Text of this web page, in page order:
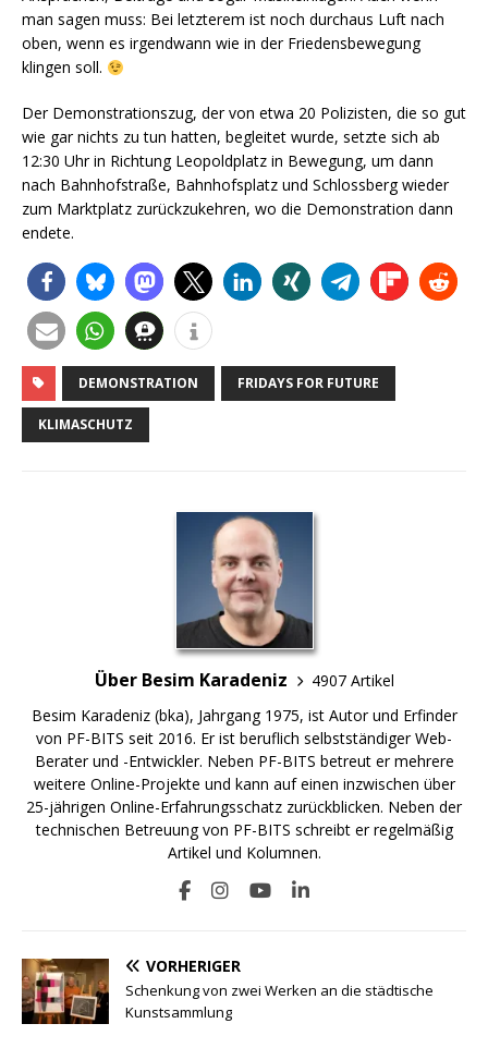
man sagen muss: Bei letzterem ist noch durchaus Luft nach
oben, wenn es irgendwann wie in der Friedensbewegung
klingen soll.
Der Demonstrationszug, der von etwa 20 Polizisten, die so gut
wie gar nichts zu tun hatten, begleitet wurde, setzte sich ab
12:30 Uhr in Richtung Leopoldplatz in Bewegung, um dann
nach Bahnhofstraße, Bahnhofsplatz und Schlossberg wieder
zum Marktplatz zurückzukehren, wo die Demonstration dann
endete.
DEMONSTRATION FRIDAYS FOR FUTURE
KLIMASCHUTZ
Über Besim Karadeniz
4907 Artikel
Besim Karadeniz (bka), Jahrgang 1975, ist Autor und Erfinder
von PF-BITS seit 2016. Er ist beruflich selbstständiger Web-
Berater und -Entwickler. Neben PF-BITS betreut er mehrere
weitere Online-Projekte und kann auf einen inzwischen über
25-jährigen Online-Erfahrungsschatz zurückblicken. Neben der
technischen Betreuung von PF-BITS schreibt er regelmäßig
Artikel und Kolumnen.
VORHERIGER
Schenkung von zwei Werken an die städtische
Kunstsammlung